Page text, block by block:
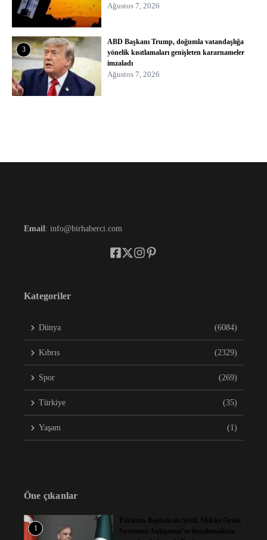
Ağustos 7, 2026
3
ABD Başkanı Trump, doğumla vatandaşlığa
yönelik kısıtlamaları genişleten kararnameler
imzaladı
Ağustos 7, 2026
Email: info@birhaberci.com
Kategoriler
Dünya (6084)
Kıbrıs (2329)
Spor (269)
Türkiye (35)
Yaşam (1)
Öne çıkanlar
1
Pakistan Başbakanı Şerif, Mekke Ortak
Savunma Anlaşması’nı imzalamaktan